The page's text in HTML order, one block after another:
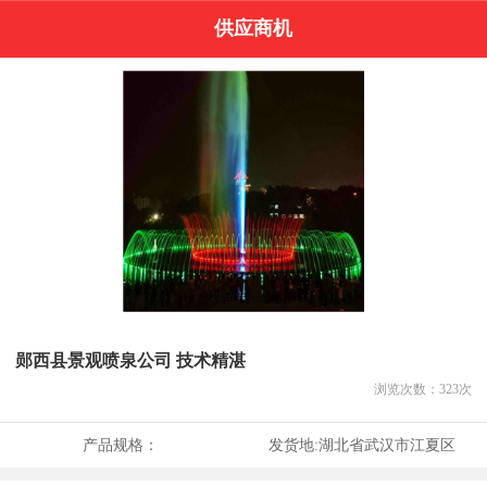
供应商机
郧西县景观喷泉公司 技术精湛
浏览次数： 323次
产品规格： 发货地:湖北省武汉市江夏区